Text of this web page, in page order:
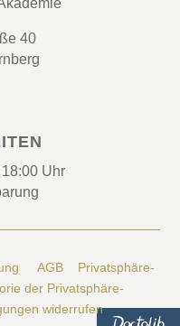
40
Uhr
AGB
Privatsphäre-
der Privatsphäre-
widerrufen